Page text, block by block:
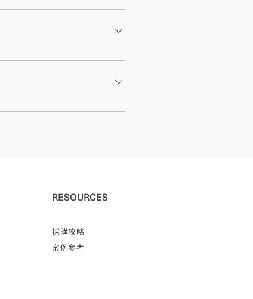
市政府文心樓 地址： 407台中
RESOURCES
採購攻略
案例參考